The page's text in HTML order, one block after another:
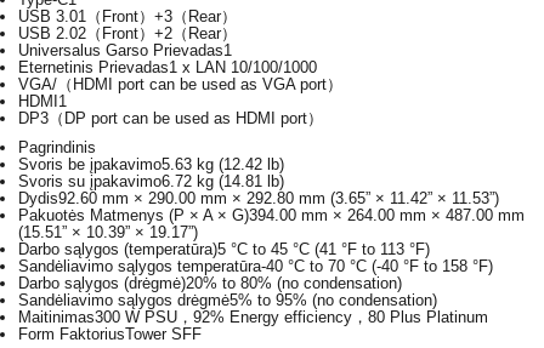
USB 3.01（Front）+3（Rear）
USB 2.02（Front）+2（Rear）
Universalus Garso Prievadas1
Eternetinis Prievadas1 x LAN 10/100/1000
VGA/（HDMI port can be used as VGA port）
HDMI1
DP3（DP port can be used as HDMI port）
Pagrindinis
Svoris be įpakavimo5.63 kg (12.42 lb)
Svoris su įpakavimo6.72 kg (14.81 lb)
Dydis92.60 mm × 290.00 mm × 292.80 mm (3.65” × 11.42” × 11.53”)
Pakuotės Matmenys (P × A × G)394.00 mm × 264.00 mm × 487.00 mm
(15.51” × 10.39” × 19.17”)
Darbo sąlygos (temperatūra)5 °C to 45 °C (41 °F to 113 °F)
Sandėliavimo sąlygos temperatūra-40 °C to 70 °C (-40 °F to 158 °F)
Darbo sąlygos (drėgmė)20% to 80% (no condensation)
Sandėliavimo sąlygos drėgmė5% to 95% (no condensation)
Maitinimas300 W PSU，92% Energy efficiency，80 Plus Platinum
Form FaktoriusTower SFF